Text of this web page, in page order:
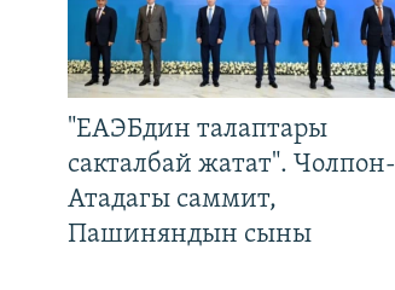
"ЕАЭБдин талаптары
сакталбай жатат". Чолпон-
Атадагы саммит,
Пашиняндын сыны